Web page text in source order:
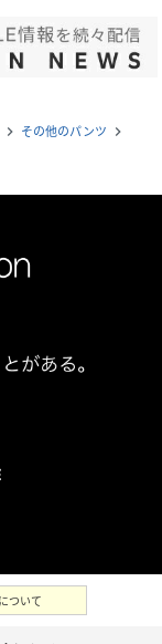
navigate_next その他のパンツ navigate_next
ついて